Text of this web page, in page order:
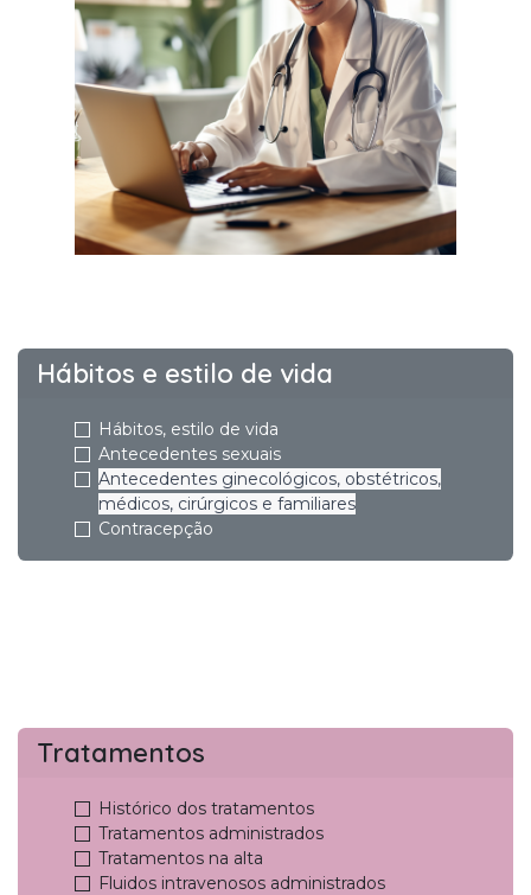
Hábitos e estilo de vida
Hábitos, estilo de vida
Antecedentes sexuais
Antecedentes ginecológicos, obstétricos,
médicos, cirúrgicos e familiares
Contracepção
Tratamentos
Histórico dos tratamentos
Tratamentos administrados
Tratamentos na alta
Fluidos intravenosos administrados